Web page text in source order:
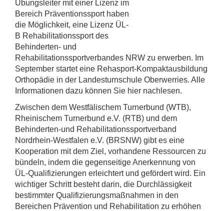
Übungsleiter mit einer Lizenz im
Bereich Präventionssport haben
die Möglichkeit, eine Lizenz ÜL-
B Rehabilitationssport des
Behinderten- und
Rehabilitationssportverbandes NRW zu erwerben. Im
September startet eine Rehasport-Kompaktausbildung
Orthopädie in der Landesturnschule Oberwerries. Alle
Informationen dazu können Sie hier nachlesen.
Zwischen dem Westfälischem Turnerbund (WTB),
Rheinischem Turnerbund e.V. (RTB) und dem
Behinderten-und Rehabilitationssportverband
Nordrhein-Westfalen e.V. (BRSNW) gibt es eine
Kooperation mit dem Ziel, vorhandene Ressourcen zu
bündeln, indem die gegenseitige Anerkennung von
ÜL-Qualifizierungen erleichtert und gefördert wird. Ein
wichtiger Schritt besteht darin, die Durchlässigkeit
bestimmter Qualifizierungsmaßnahmen in den
Bereichen Prävention und Rehabilitation zu erhöhen